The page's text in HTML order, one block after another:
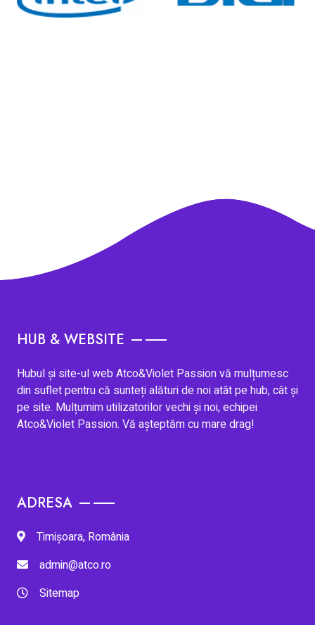
HUB & WEBSITE
Hubul și site-ul web Atco&Violet Passion vă mulțumesc
din suflet pentru că sunteți alături de noi atât pe hub, cât și
pe site. Mulțumim utilizatorilor vechi și noi, echipei
Atco&Violet Passion. Vă așteptăm cu mare drag!
ADRESA
Timișoara, România
admin@atco.ro
Sitemap